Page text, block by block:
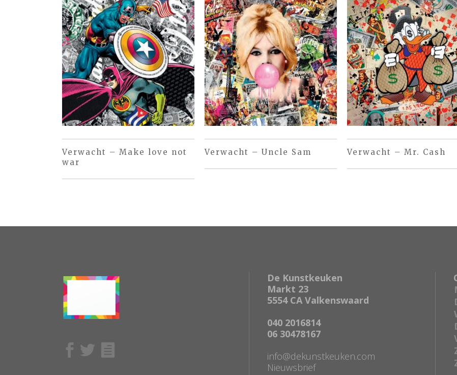
Verwacht – Make love not
war
Verwacht – Uncle Sam Verwacht – Mr. Cash
De Kunstkeuken
Markt 23
5554 CA Valkenswaard
040 2016814
06 30478167
info@dekunstkeuken.com
Nieuwsbrief